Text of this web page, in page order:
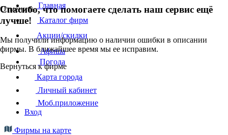
Отменить
Спасибо, что помогаете сделать наш сервис ещё
лучше!
Мы получили информацию о наличии ошибки в описании
фирмы. В ближайшее время мы ее исправим.
Вернуться к фирме
Главная
Каталог фирм
Акции/скидки
Афиша
Погода
Карта города
Личный кабинет
Моб.приложение
Вход
Фирмы на карте